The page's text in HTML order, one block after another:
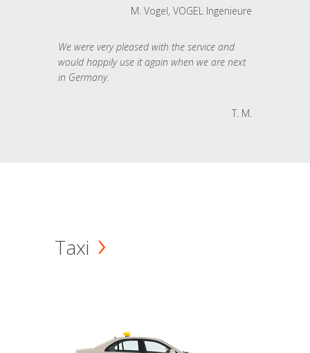
M. Vogel, VOGEL Ingenieure
We were very pleased with the service and
would happily use it again when we are next
in Germany.
T. M.
Taxi